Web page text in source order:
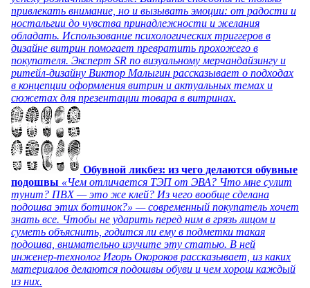
привлекать внимание, но и вызывать эмоции: от радости и
ностальгии до чувства принадлежности и желания
обладать. Использование психологических триггеров в
дизайне витрин помогает превратить прохожего в
покупателя. Эксперт SR по визуальному мерчандайзингу и
ритейл-дизайну Виктор Малыгин рассказывает о подходах
в концепции оформления витрин и актуальных темах и
сюжетах для презентации товара в витринах.
Обувной ликбез: из чего делаются обувные
подошвы «Чем отличается ТЭП от ЭВА? Что мне сулит
тунит? ПВХ — это же клей? Из чего вообще сделана
подошва этих ботинок?» — современный покупатель хочет
знать все. Чтобы не ударить перед ним в грязь лицом и
суметь объяснить, годится ли ему в подметки такая
подошва, внимательно изучите эту статью. В ней
инженер-технолог Игорь Окороков рассказывает, из каких
материалов делаются подошвы обуви и чем хорош каждый
из них.